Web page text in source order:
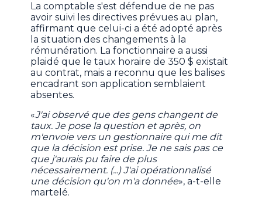
La comptable s'est défendue de ne pas
avoir suivi les directives prévues au plan,
affirmant que celui-ci a été adopté après
la situation des changements à la
rémunération. La fonctionnaire a aussi
plaidé que le taux horaire de 350 $ existait
au contrat, mais a reconnu que les balises
encadrant son application semblaient
absentes.
«J'ai observé que des gens changent de
taux. Je pose la question et après, on
m'envoie vers un gestionnaire qui me dit
que la décision est prise. Je ne sais pas ce
que j'aurais pu faire de plus
nécessairement. (...) J'ai opérationnalisé
une décision qu'on m'a donnée», a-t-elle
martelé.